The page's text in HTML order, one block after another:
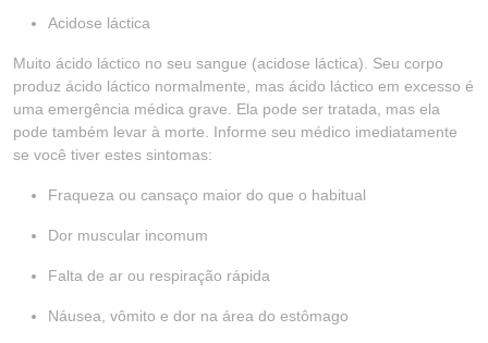
Acidose láctica
Muito ácido láctico no seu sangue (acidose láctica). Seu corpo
produz ácido láctico normalmente, mas ácido láctico em excesso é
uma emergência médica grave. Ela pode ser tratada, mas ela
pode também levar à morte. Informe seu médico imediatamente
se você tiver estes sintomas:
Fraqueza ou cansaço maior do que o habitual
Dor muscular incomum
Falta de ar ou respiração rápida
Náusea, vômito e dor na área do estômago